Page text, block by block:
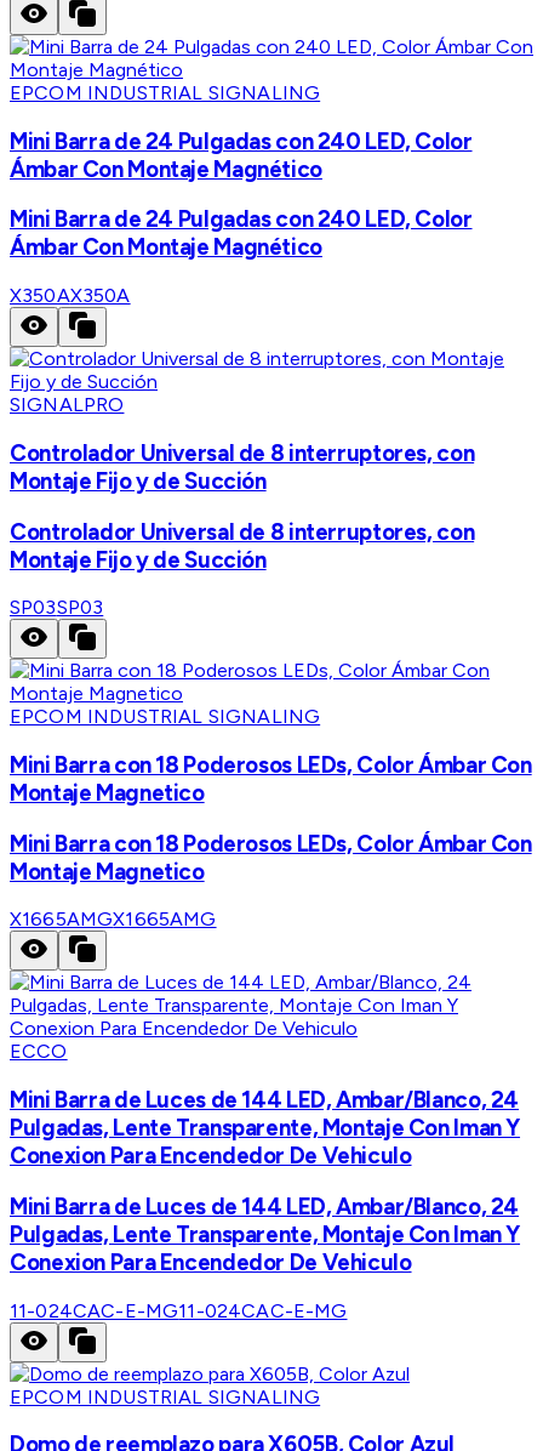
EPCOM INDUSTRIAL SIGNALING
Mini Barra de 24 Pulgadas con 240 LED, Color
Ámbar Con Montaje Magnético
Mini Barra de 24 Pulgadas con 240 LED, Color
Ámbar Con Montaje Magnético
X350AX350A
SIGNALPRO
Controlador Universal de 8 interruptores, con
Montaje Fijo y de Succión
Controlador Universal de 8 interruptores, con
Montaje Fijo y de Succión
SP03SP03
EPCOM INDUSTRIAL SIGNALING
Mini Barra con 18 Poderosos LEDs, Color Ámbar Con
Montaje Magnetico
Mini Barra con 18 Poderosos LEDs, Color Ámbar Con
Montaje Magnetico
X1665AMGX1665AMG
ECCO
Mini Barra de Luces de 144 LED, Ambar/Blanco, 24
Pulgadas, Lente Transparente, Montaje Con Iman Y
Conexion Para Encendedor De Vehiculo
Mini Barra de Luces de 144 LED, Ambar/Blanco, 24
Pulgadas, Lente Transparente, Montaje Con Iman Y
Conexion Para Encendedor De Vehiculo
11-024CAC-E-MG11-024CAC-E-MG
EPCOM INDUSTRIAL SIGNALING
Domo de reemplazo para X605B, Color Azul